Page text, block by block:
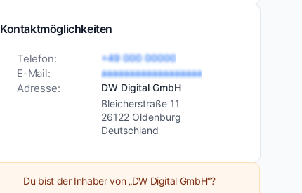
Kontaktmöglichkeiten
Telefon: +49 000 00000
E-Mail: aaaaaaaaaaaaaaaaaa
Adresse:
DW Digital GmbH
Bleicherstraße 11
26122 Oldenburg
Deutschland
Du bist der Inhaber von „DW Digital GmbH“?